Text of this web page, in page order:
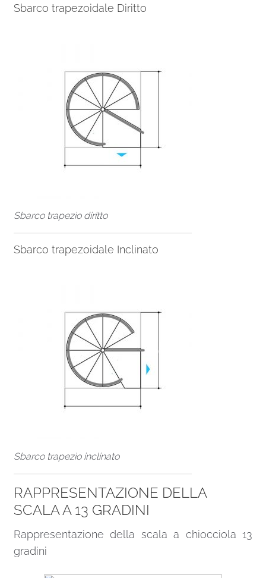
Sbarco trapezoidale Diritto
Sbarco trapezio diritto
Sbarco trapezoidale Inclinato
Sbarco trapezio inclinato
RAPPRESENTAZIONE DELLA
SCALA A 13 GRADINI
Rappresentazione della scala a chiocciola 13
gradini